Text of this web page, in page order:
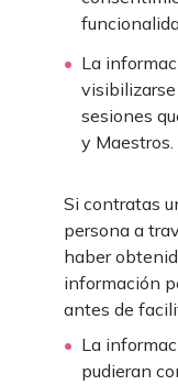
La
sesiones
y Maestros.
Si contratas
persona a
haber
información
antes de
La
pudieran